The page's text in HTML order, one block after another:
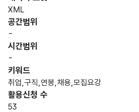
XML
공간범위
-
시간범위
-
키워드
취업,구직,연봉,채용,모집요강
활용신청 수
53